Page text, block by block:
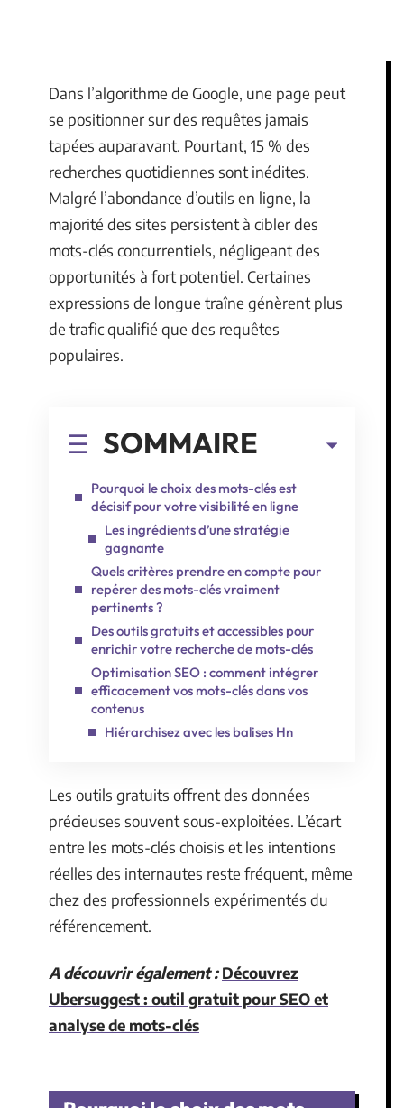
Dans l’algorithme de Google, une page peut
se positionner sur des requêtes jamais
tapées auparavant. Pourtant, 15 % des
recherches quotidiennes sont inédites.
Malgré l’abondance d’outils en ligne, la
majorité des sites persistent à cibler des
mots-clés concurrentiels, négligeant des
opportunités à fort potentiel. Certaines
expressions de longue traîne génèrent plus
de trafic qualifié que des requêtes
populaires.
SOMMAIRE
Pourquoi le choix des mots-clés est
décisif pour votre visibilité en ligne
Les ingrédients d’une stratégie
gagnante
Quels critères prendre en compte pour
repérer des mots-clés vraiment
pertinents ?
Des outils gratuits et accessibles pour
enrichir votre recherche de mots-clés
Optimisation SEO : comment intégrer
efficacement vos mots-clés dans vos
contenus
Hiérarchisez avec les balises Hn
Les outils gratuits offrent des données
précieuses souvent sous-exploitées. L’écart
entre les mots-clés choisis et les intentions
réelles des internautes reste fréquent, même
chez des professionnels expérimentés du
référencement.
A découvrir également : Découvrez
Ubersuggest : outil gratuit pour SEO et
analyse de mots-clés